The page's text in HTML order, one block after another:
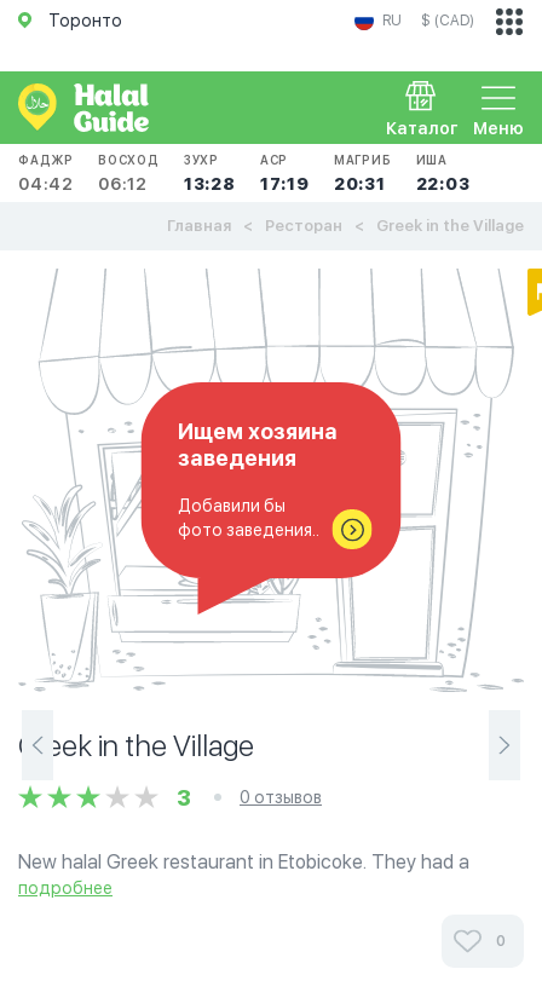
Торонто RU $ (CAD)
Меню
Каталог
ФАДЖР
04:42
ВОСХОД
06:12
ЗУХР
13:28
АСР
17:19
МАГРИБ
20:31
ИША
22:03
Главная Ресторан Greek in the Village
Ищем хозяина
заведения
Добавили бы
фото заведения..
Greek in the Village
3 0 отзывов
New halal Greek restaurant in Etobicoke. They had a
location downtown, sold that, and the original owners are
подробнее
0